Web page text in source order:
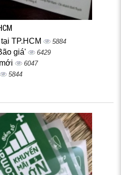
TP.HCM 5884
giá' 6429
6047
5844